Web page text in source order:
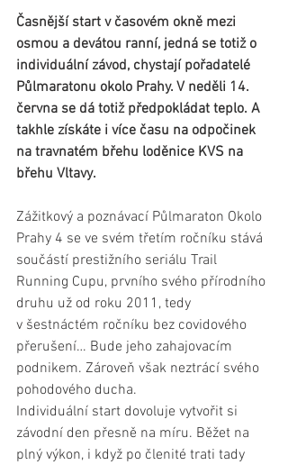
Časnější start v časovém okně mezi
osmou a devátou ranní, jedná se totiž o
individuální závod, chystají pořadatelé
Půlmaratonu okolo Prahy. V neděli 14.
června se dá totiž předpokládat teplo. A
takhle získáte i více času na odpočinek
na travnatém břehu loděnice KVS na
břehu Vltavy.
Zážitkový a poznávací Půlmaraton Okolo
Prahy 4 se ve svém třetím ročníku stává
součástí prestižního seriálu Trail
Running Cupu, prvního svého přírodního
druhu už od roku 2011, tedy
v šestnáctém ročníku bez covidového
přerušení… Bude jeho zahajovacím
podnikem. Zároveň však neztrácí svého
pohodového ducha.
Individuální start dovoluje vytvořit si
závodní den přesně na míru. Běžet na
plný výkon, i když po členité trati tady